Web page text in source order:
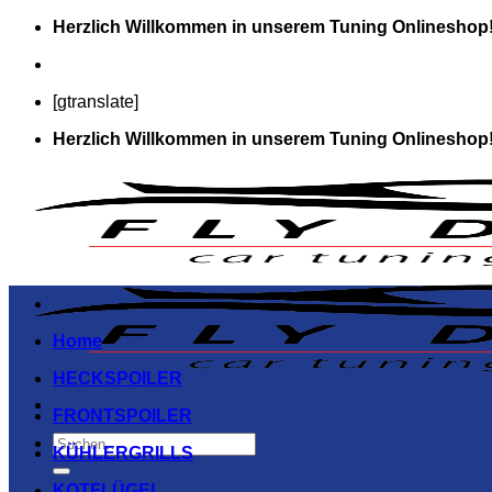
Zum
springen
Herzlich Willkommen in unserem Tuning
[gtranslate]
Herzlich Willkommen in unserem Tuning
Suchen
nach:
Home
HECKSPOILER
FRONTSPOILER
KÜHLERGRILLS